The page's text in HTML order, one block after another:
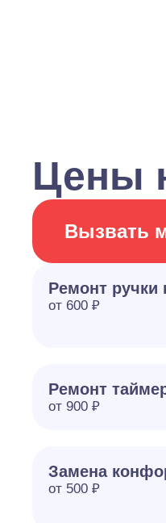
Цены
Вызвать
Ремонт ручки
от 600 ₽
Ремонт
от 900 ₽
Замена
от 500 ₽